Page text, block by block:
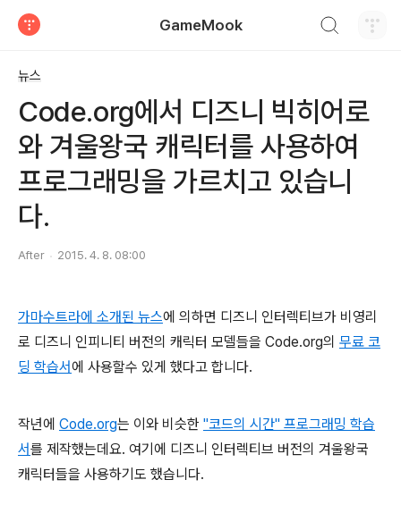
GameMook
뉴스
Code.org에서 디즈니 빅히어로
와 겨울왕국 캐릭터를 사용하여
프로그래밍을 가르치고 있습니
다.
After 2015. 4. 8. 08:00
가마수트라에 소개된 뉴스에 의하면 디즈니 인터렉티브가 비영리
로 디즈니 인피니티 버전의 캐릭터 모델들을 Code.org의 무료 코
딩 학습서에 사용할수 있게 했다고 합니다.
작년에 Code.org는 이와 비슷한 "코드의 시간" 프로그래밍 학습
서를 제작했는데요. 여기에 디즈니 인터렉티브 버전의 겨울왕국
캐릭터들을 사용하기도 했습니다.